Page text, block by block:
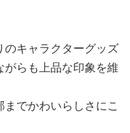
キャラクターグッズ
らも上品な印象を維
でかわいらしさにこ